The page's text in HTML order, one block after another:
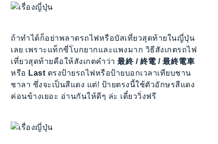
ถ้าทำได้ก็อย่าพลาดรถไฟหรือบัสเที่ยวสุดท้ายในญี่ปุ่น
เลย เพราะแท็กซี่โบกยากและแพงมาก วิธีสังเกตรถไฟ
เที่ยวสุดท้ายคือให้สังเกตคำว่า最終 / 終電 / 最終電車
หรือ Last ตรงป้ายรถไฟหรือป้ายบอกเวลาเทียบชาน
ชาลา ซึ่งจะเป็นสีแดง แต่! ป้ายตรงนี้ใช้ตัวอักษรสีแดง
ค่อนข้างเยอะ อ่านกันให้ดีๆ ล่ะ เดี๋ยววิ่งฟรี